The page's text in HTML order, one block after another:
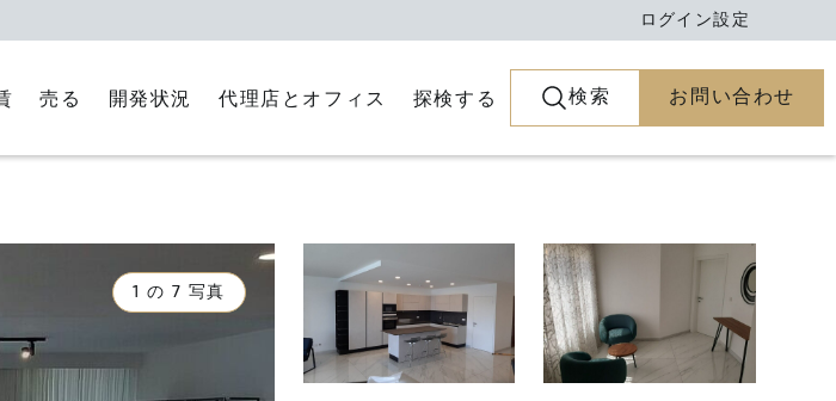
ログイン設定
売る 開発状況 代理店とオフィス 探検する 検索 お問い合わせ
1 の 7 写真